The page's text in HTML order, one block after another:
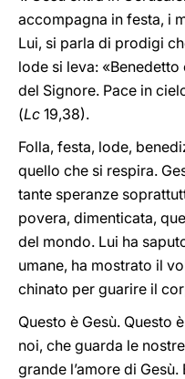
accompagna in festa, i
Lui, si parla di prodigi
lode si leva:
del Signore. Pace in
(Lc 19,38).
Folla, festa, lode,
quello che si respira.
tante speranze
povera, dimenticata,
del mondo. Lui ha
umane, ha mostrato il
chinato per guarire il
Questo è Gesù. Questo
noi, che guarda le
grande l’amore di